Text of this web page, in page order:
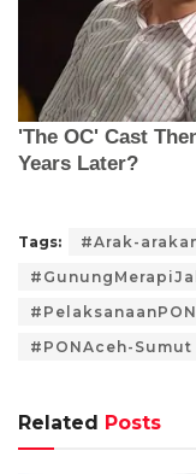
Tags: #Arak-
#PONAceh-Sumut
Related Posts